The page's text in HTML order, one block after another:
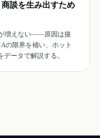
談を生み出すため
増えない——原因は接
の限界を補い、ホット
ータで解説する。